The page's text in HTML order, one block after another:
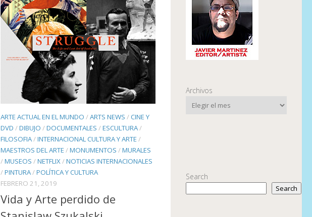
ARTE ACTUAL EN EL MUNDO /ARTS NEWS /CINE Y
DVD /DIBUJO /DOCUMENTALES /ESCULTURA/
FILOSOFIA/INTERNACIONAL CULTURA Y ARTE /
MAESTROS DEL ARTE /MONUMENTOS /MURALES
/MUSEOS /NETFLIX/NOTICIAS INTERNACIONALES
/PINTURA/POLÍTICA Y CULTURA
FEBRERO 21, 2019
Vida y Arte perdido de
Archivos
Search
Search